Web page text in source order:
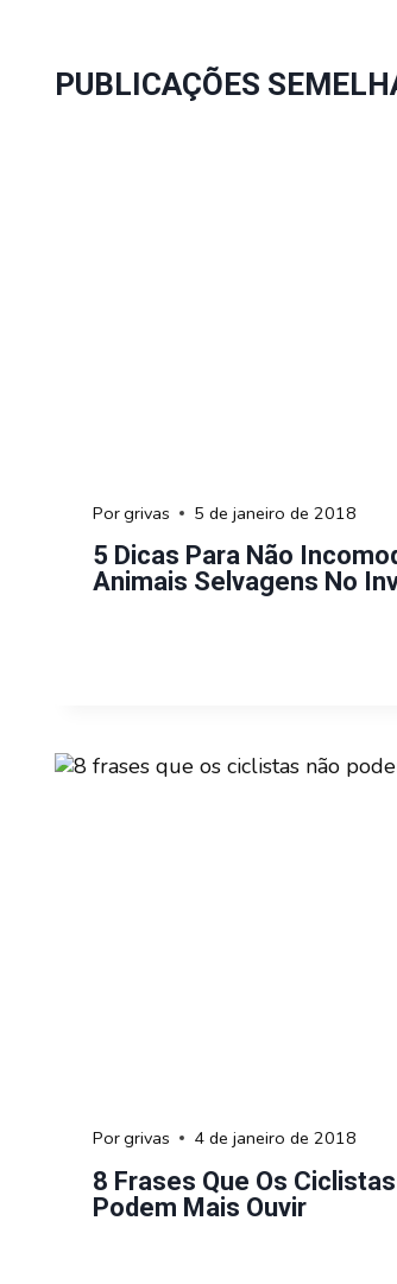
PUBLICAÇÕES
5 Dicas Para Não
Animais Selvagens No
Porgrivas 5 de janeiro de 2018
8 Frases Que Os
Podem Mais Ouvir
Porgrivas 4 de janeiro de 2018